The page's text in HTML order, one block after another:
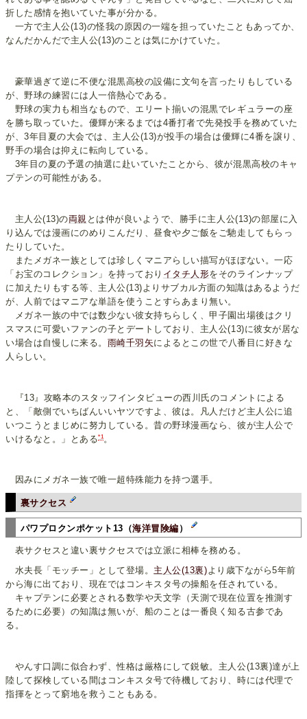
折した感情を抱いていた事が分かる。
一方で主人公(13)の怪我の原因の一端を担っていたこともあってか、
なんだかんだで主人公(13)のことは気にかけていた。
豪華過ぎて逆に不便な混黒高校の設備に文句を言ったりもしている
が、野球の練習には人一倍熱心である。
野球の実力も相当なもので、エリート揃いの混黒でレギュラーの座
を勝ち取っていた。優輝が来るまでは4番打者で先発投手を務めていた
が、3年目夏の大会では、主人公(13)が投手の場合は優輝に4番を譲り、
野手の場合は抑えに転向している。
3年目の夏の予選の抽選に赴いていたことから、彼が混黒高校のキャ
プテンの可能性がある。
主人公(13)の両親 とは仲が良いようで、勝手に主人公(13)の部屋に入
り込んでは漫画にのめりこんだり、昼食や夕ご飯をご馳走してもらっ
たりしていた。
またメガネ一族としては珍しくマニアらしい描写がほぼない。一応
「お宝のコレクション」を持っており イタチ人形をそのラインナップ
に加えたりもする等、主人公(13)よりサブカル方面の知識はあるようだ
が、人前ではマニアな単語を使うことすらあまり無い。
メガネ一族の中では数少ない彼女持ちらしく、甲子園出場後はクリ
スマスに可愛いファンの子とデートしており、主人公(13)に彼女が居な
い場合は自慢しに来る。 雨崎千羽矢によるとこの世で八番目に好きな
人らしい。
『13』攻略本のスタッフインタビューの西川氏のコメントによる
と、「敵側でいちばんいいヤツですよ、彼は。凡人だけど主人公に追
いつこうとまじめに努力している。昔の野球漫画なら、彼が主人公で
いけるなと。」とある*1。
因みにメガネ一族で唯一超特殊能力を持つ選手。
裏サクセス
パワプロクンポケット13（海洋冒険編 ）
表サクセスと違い裏サクセスでは立派に相棒を務める。
水夫長「モッチー」として登場。 主人公(13裏)より歳下ながら5年前
から海に出ており、現在ではコンキスタ号の操船を任されている。
キャプテンに必要とされる数学や天文学（天測で現在位置を推測す
るために必要）の知識は無いが、船のことは一番良く知る古参であ
る。
やんす口調に似合わず、性格は厳格にして鋭敏。主人公(13裏)達が上
陸して探検している間はコンキスタ号で待機しており、時には代理で
指揮をとって窮地を救うこともある。